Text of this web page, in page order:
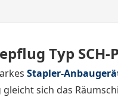
Typ SCH-
Stapler-
sich das